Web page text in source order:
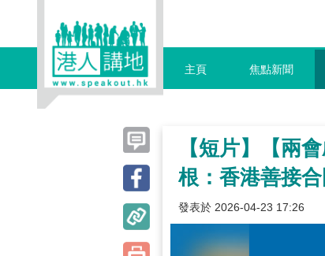
主頁 焦點新聞
【短片】【兩
根：香港善接
發表於 2026-04-23 17:26